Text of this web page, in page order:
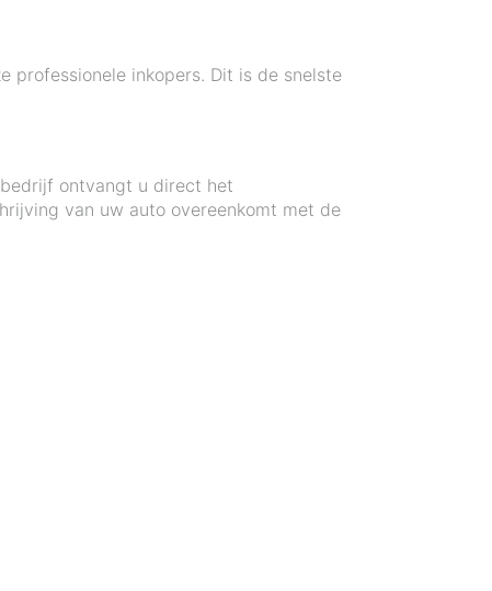
professionele inkopers. Dit is de snelste
ontvangt u direct het
van uw auto overeenkomt met de